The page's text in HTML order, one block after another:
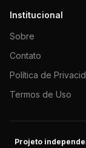
Institucional
Sobre
Contato
Política de
Termos de Uso
Projeto